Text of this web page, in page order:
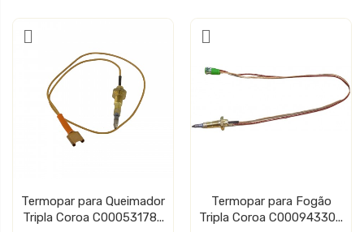
Termopar para Queimador
Tripla Coroa C00053178...
Termopar para Fogão
Tripla Coroa C00094330...